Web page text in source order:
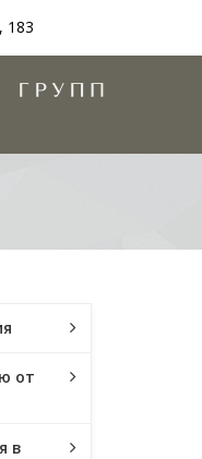
183
от
в